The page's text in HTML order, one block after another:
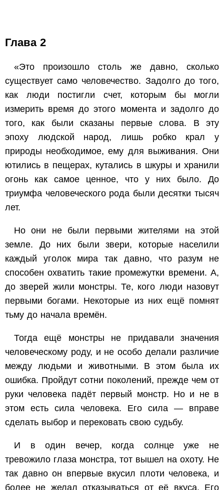
Глава 2
«Это произошло столь же давно, сколько
существует само человечество. Задолго до того,
как люди постигли счет, которым бы могли
измерить время до этого момента и задолго до
того, как были сказаны первые слова. В эту
эпоху людской народ, лишь робко крал у
природы необходимое, ему для выживания. Они
ютились в пещерах, кутались в шкуры и хранили
огонь как самое ценное, что у них было. До
триумфа человеческого рода были десятки тысяч
лет.
Но они не были первыми жителями на этой
земле. До них были звери, которые населили
каждый уголок мира так давно, что разум не
способен охватить такие промежутки времени. А,
до зверей жили монстры. Те, кого люди назовут
первыми богами. Некоторые из них ещё помнят
тьму до начала времён.
Тогда ещё монстры не придавали значения
человеческому роду, и не особо делали различие
между людьми и животными. В этом была их
ошибка. Пройдут сотни поколений, прежде чем от
руки человека падёт первый монстр. Но и не в
этом есть сила человека. Его сила — вправе
сделать выбор и перековать свою судьбу.
И в один вечер, когда солнце уже не
тревожило глаза монстра, тот вышел на охоту. Не
так давно он впервые вкусил плоти человека, и
более не желал отказываться от её вкуса. Его